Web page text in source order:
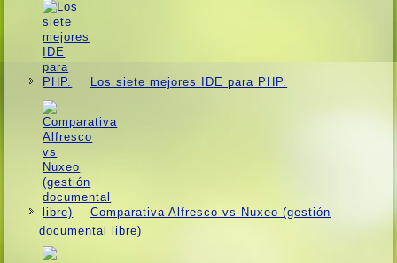
Los siete mejores IDE para PHP.
Comparativa Alfresco vs Nuxeo (gestión
documental libre)